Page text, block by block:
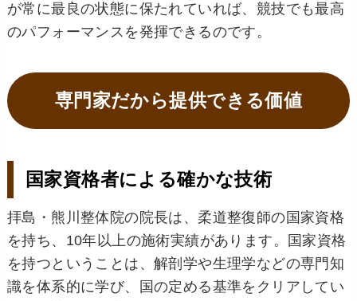
が常に最良の状態に保たれていれば、競技でも最高
のパフォーマンスを発揮できるのです。
専門家だから提供できる価値
国家資格者による確かな技術
拝島・熊川整体院の院長は、柔道整復師の国家資格
を持ち、10年以上の施術実績があります。国家資格
を持つということは、解剖学や生理学などの専門知
識を体系的に学び、国の定める基準をクリアしてい